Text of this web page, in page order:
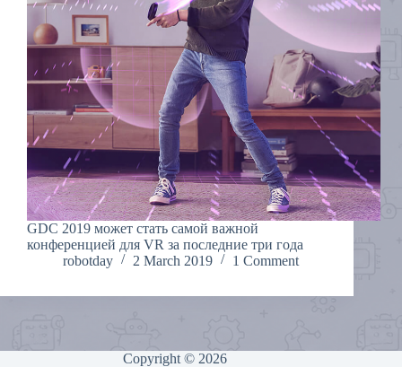
GDC 2019 может стать самой важной
конференцией для VR за последние три года
robotday
2 March 2019 1 Comment
Copyright © 2026